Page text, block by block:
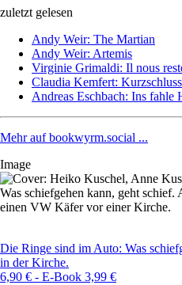
zuletzt gelesen
Andy Weir: The Martian
Andy Weir: Artemis
Virginie Grimaldi: Il nous
Claudia Kemfert: Kurzschluss
Andreas Eschbach: Ins fahle
Mehr auf bookwyrm.social ...
Image
Die Ringe sind im Auto: Was
in der Kirche.
6,90 € - E-Book 3,99 €